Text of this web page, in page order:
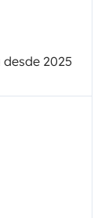
2025